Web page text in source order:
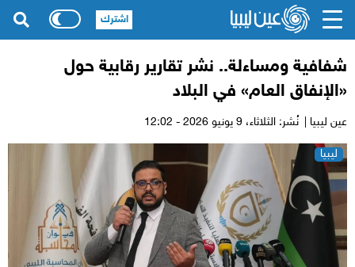
شفافية ومساءلة.. نشر تقارير رقابية حول
«الإنفاق العام» في البلاد
عين ليبيا | نُشر: الثلاثاء،
ليبيا
اشترك